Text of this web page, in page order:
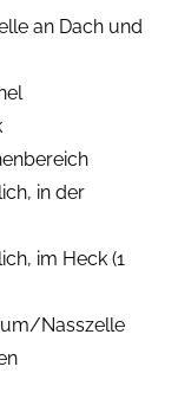
an Dach und
in der
im Heck (1
Nasszelle